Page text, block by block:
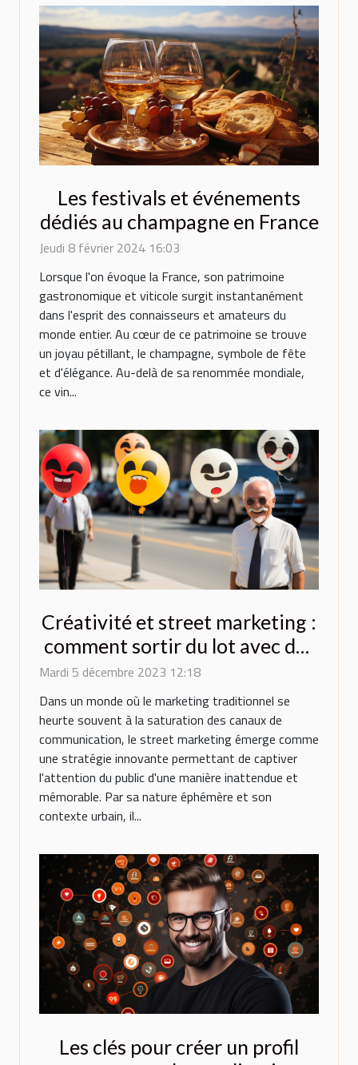
Les festivals et événements
dédiés au champagne en France
Jeudi 8 février 2024 16:03
Lorsque l'on évoque la France, son patrimoine
gastronomique et viticole surgit instantanément
dans l'esprit des connaisseurs et amateurs du
monde entier. Au cœur de ce patrimoine se trouve
un joyau pétillant, le champagne, symbole de fête
et d'élégance. Au-delà de sa renommée mondiale,
ce vin...
Créativité et street marketing :
comment sortir du lot avec des
ballons originaux ?
Mardi 5 décembre 2023 12:18
Dans un monde où le marketing traditionnel se
heurte souvent à la saturation des canaux de
communication, le street marketing émerge comme
une stratégie innovante permettant de captiver
l'attention du public d'une manière inattendue et
mémorable. Par sa nature éphémère et son
contexte urbain, il...
Les clés pour créer un profil